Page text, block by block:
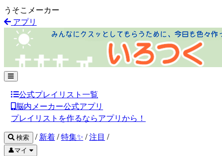
うそこメーカー
アプリ
公式プレイリスト一覧
脳内メーカー公式アプリ
プレイリストを作るならアプリから！
検索 / 新着/特集✨ /注目 /
👤マイ